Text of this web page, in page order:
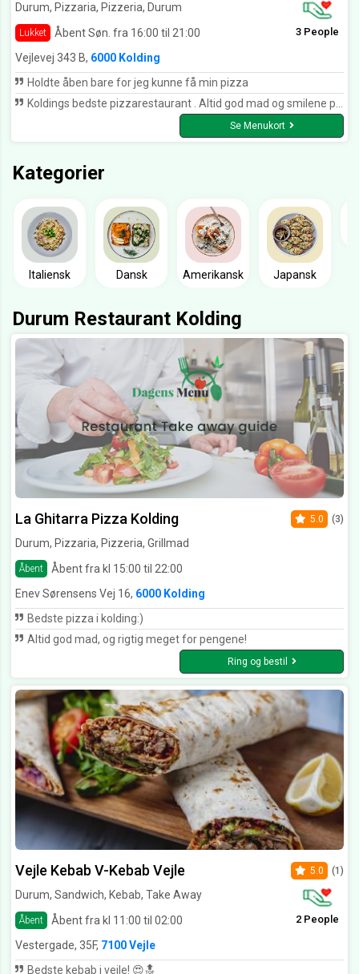
Durum, Pizzaria, Pizzeria, Durum
Lukket Åbent Søn. fra 16:00 til 21:00 3 People
Vejlevej 343 B, 6000 Kolding
Holdte åben bare for jeg kunne få min pizza
Koldings bedste pizzarestaurant . Altid god mad og smilene personale -:)
Se Menukort
Kategorier
Italiensk Dansk Amerikansk Japansk
Durum Restaurant Kolding
La Ghitarra Pizza Kolding
Durum, Pizzaria, Pizzeria, Grillmad
Åbent Åbent fra kl 15:00 til 22:00
5.0 (3)
Enev Sørensens Vej 16, 6000 Kolding
Bedste pizza i kolding:)
Altid god mad, og rigtig meget for pengene!
Ring og bestil
Vejle Kebab V-Kebab Vejle
Durum, Sandwich, Kebab, Take Away
Åbent Åbent fra kl 11:00 til 02:00
5.0 (1)
2 People
Vestergade, 35F, 7100 Vejle
Bedste kebab i vejle! 😍🔝